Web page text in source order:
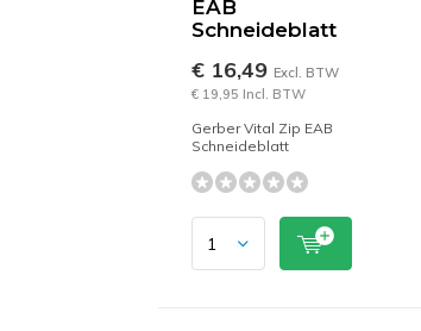
EAB
Schneideblatt
€ 16,49 Excl. BTW
€ 19,95 Incl. BTW
Gerber Vital Zip EAB
Schneideblatt